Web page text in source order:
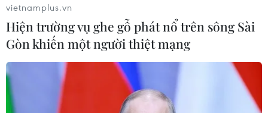
Các sản phẩm salad và gỏi cuốn có khả năng nhiễm ký
sinh trùng đường ruột cyclospora cayetanesis đã được
cung cấp cho các cửa hàng trên khắp nước Mỹ, trong
đó có Trader Joe’s, Kroger và Walgreen’s.
vietnamplus.vn
Hiện trường vụ ghe gỗ phát nổ trên sông Sài
Gòn khiến một người thiệt mạng